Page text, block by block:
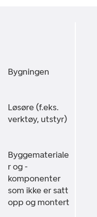
Bygningen
Løsøre (f.eks.
verktøy, utstyr)
Byggemateriale
r og -
komponenter
som ikke er satt
opp og montert